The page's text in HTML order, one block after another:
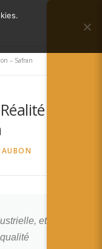
Menu
LA RA
– Safran
et